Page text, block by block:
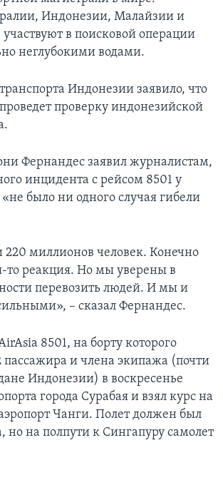
Индонезии, Малайзии и
в поисковой операции
неглубокими водами.
Индонезии заявило, что
проверку индонезийской
Фернандес заявил журналистам,
инцидента с рейсом 8501 у
было ни одного случая гибели
миллионов человек. Конечно
то реакция. Но мы уверены в
перевозить людей. И мы и
– сказал Фернандес.
8501, на борту которого
пассажира и члена экипажа (почти
Индонезии) в воскресенье
города Сурабая и взял курс на
Чанги. Полет должен был
но на полпути к Сингапуру самолет